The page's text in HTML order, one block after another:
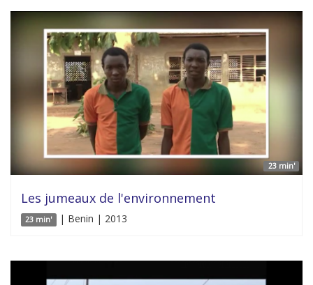
23 min'
Les jumeaux de l'environnement
23 min' | Benin | 2013